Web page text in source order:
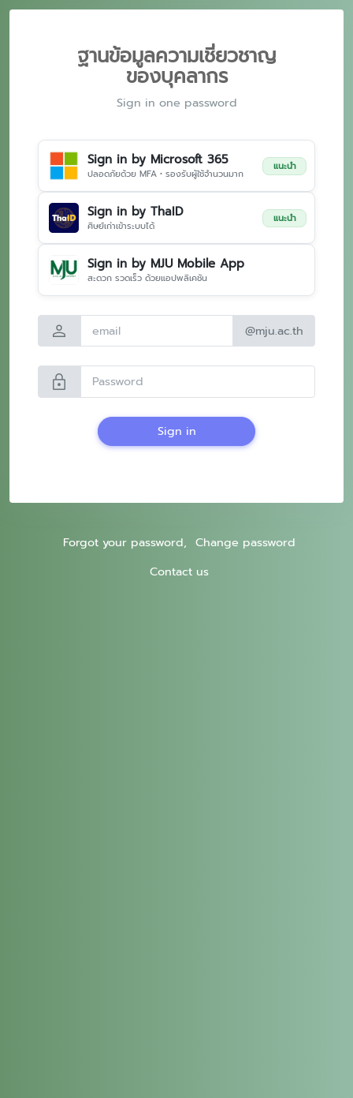
ฐานข้อมูลความเชี่ยวชาญ
ของบุคลากร
Sign in one password
Sign in by Microsoft 365
ปลอดภัยด้วย MFA • รองรับผู้ใช้จำนวนมาก
แนะนำ
Sign in by ThaID
ศิษย์เก่าเข้าระบบได้
แนะนำ
Sign in by MJU Mobile App
สะดวก รวดเร็ว ด้วยแอปพลิเคชัน
person @mju.ac.th
lock
Sign in
Forgot your password, Change password
Contact us